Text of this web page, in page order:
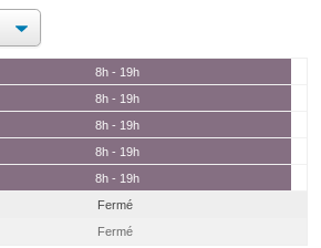
8h - 19h
8h - 19h
8h - 19h
8h - 19h
8h - 19h
Fermé
Fermé